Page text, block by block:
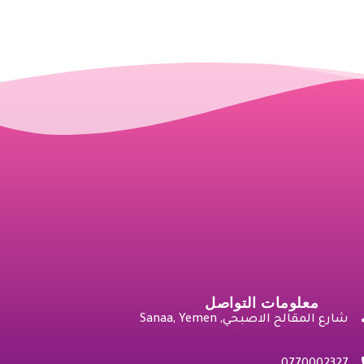
معلومات التواصل
شارع المقالح الاصبحي, Sanaa, Yemen